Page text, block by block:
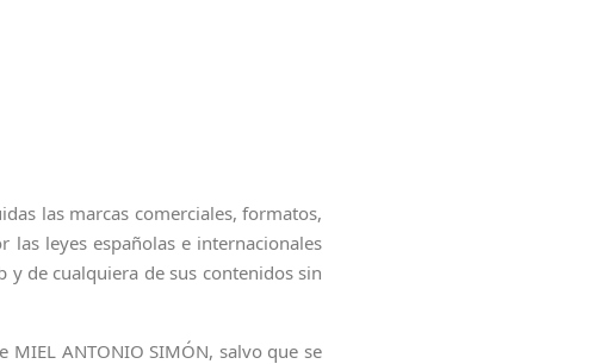
las marcas comerciales, formatos,
las leyes españolas e internacionales
de cualquiera de sus contenidos sin
ANTONIO SIMÓN, salvo que se